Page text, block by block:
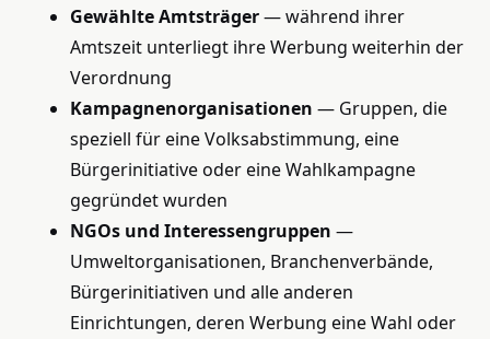
Gewählte Amtsträger— während ihrer
Amtszeit unterliegt ihre Werbung weiterhin der
Verordnung
Kampagnenorganisationen — Gruppen, die
speziell für eine Volksabstimmung, eine
Bürgerinitiative oder eine Wahlkampagne
gegründet wurden
NGOs und Interessengruppen —
Umweltorganisationen, Branchenverbände,
Bürgerinitiativen und alle anderen
Einrichtungen, deren Werbung eine Wahl oder